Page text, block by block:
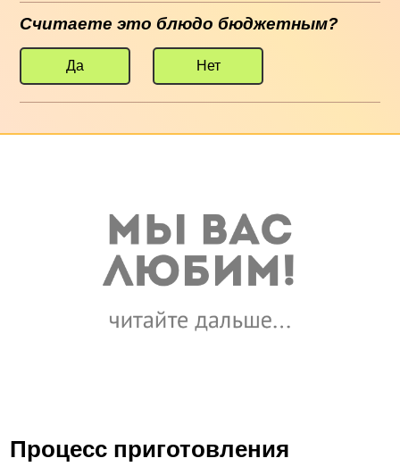
Считаете это блюдо бюджетным?
Да Нет
Процесс приготовления